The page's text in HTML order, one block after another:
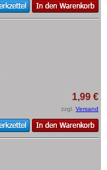
1,99 €
zzgl. Versand